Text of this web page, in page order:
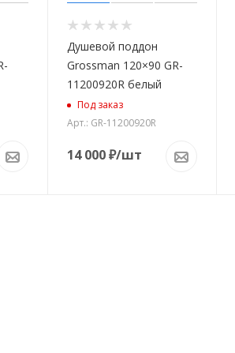
Душевой поддон
Grossman 120×90 GR-
11200920R белый
Под заказ
Арт.: GR-11200920R
14 000₽/шт